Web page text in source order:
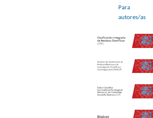
Para
autores/as